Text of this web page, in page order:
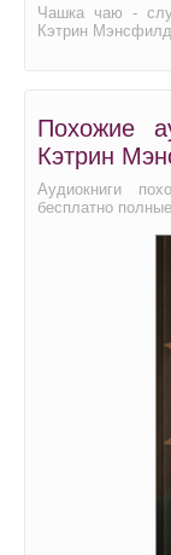
Чашка чаю -
Кэтрин
Похожие
Кэтрин
Аудиокниги
бесплатно